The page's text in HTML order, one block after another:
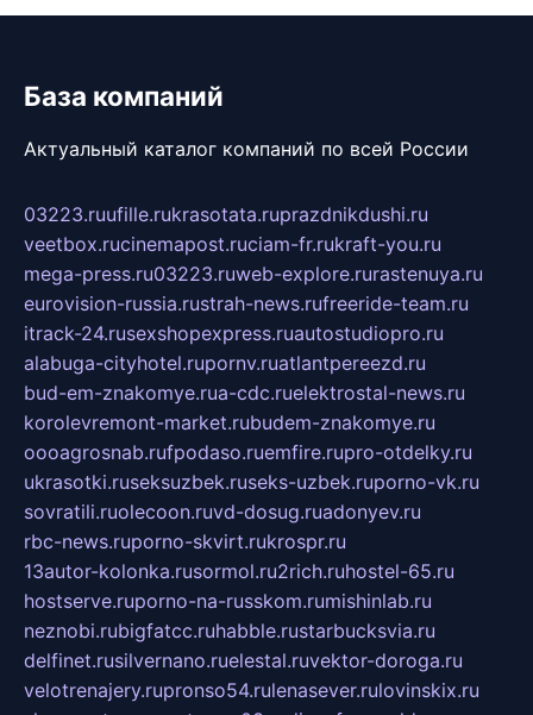
База компаний
Актуальный каталог компаний по всей России
03223.ruufille.rukrasotata.ruprazdnikdushi.ru
veetbox.rucinemapost.ruciam-fr.rukraft-you.ru
mega-press.ru03223.ruweb-explore.rurastenuya.ru
eurovision-russia.rustrah-news.rufreeride-team.ru
itrack-24.rusexshopexpress.ruautostudiopro.ru
alabuga-cityhotel.rupornv.ruatlantpereezd.ru
bud-em-znakomye.rua-cdc.ruelektrostal-news.ru
korolevremont-market.rubudem-znakomye.ru
oooagrosnab.rufpodaso.ruemfire.rupro-otdelky.ru
ukrasotki.ruseksuzbek.ruseks-uzbek.ruporno-vk.ru
sovratili.ruolecoon.ruvd-dosug.ruadonyev.ru
rbc-news.ruporno-skvirt.rukrospr.ru
13autor-kolonka.rusormol.ru2rich.ruhostel-65.ru
hostserve.ruporno-na-russkom.rumishinlab.ru
neznobi.rubigfatcc.ruhabble.rustarbucksvia.ru
delfinet.rusilvernano.ruelestal.ruvektor-doroga.ru
velotrenajery.rupronso54.rulenasever.rulovinskix.ru